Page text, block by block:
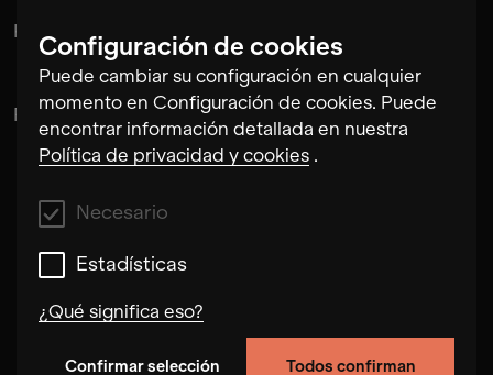
Configuración de cookies
Puede cambiar su configuración en cualquier
momento en Configuración de cookies. Puede
encontrar información detallada en nuestra
Política de privacidad y cookies .
Necesario
Estadísticas
¿Qué significa eso?
Confirmar selección Todos confirman
Kishan Hadi
Pintu Padihar